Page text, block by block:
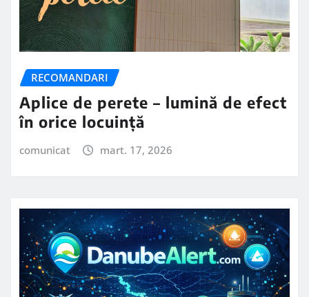
RECOMANDARI
Aplice de perete – lumină de efect
în orice locuință
comunicat mart. 17, 2026